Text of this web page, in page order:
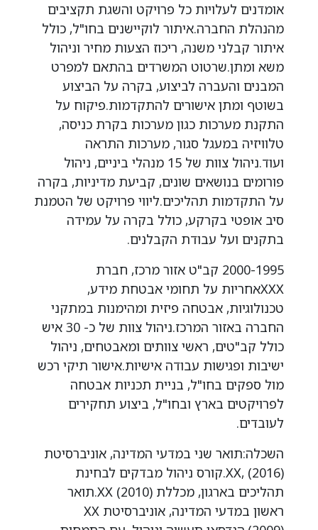
אומדנים לעלויות כל פרויקט והשגת תקציבים
מהנהלת החברה.איתור לוקיישנים בחו"ל, כולל
איתור קבלני משנה, ריכוז הצעות מחיר וניהול
משא ומתן.שרטוט המשרדים בהתאם למפרט
המבנים והעברה לביצוע, בקרה על הביצוע
בשוטף ומתן אישורים להתקדמות.פיקוח על
התקנת מערכות כגון מערכות בקרת כניסה,
טלוויזיה במעגל סגור, מערכות התראה
ועוד.ניהול צוות של 15 מנהלי ביניים, ניהול
פורומים בנושאים שונים, קביעת מדיניות, בקרה
על התקדמות תהליכים.ליווי פרויקט של הטמנת
סיב אופטי בקרקע, כולל בקרה על עמידה
בתקנים ועל עבודת הקבלנים.
2000-1995 קב"ט אזור מרכז, חברת
XXXאחריות על תחומי אבטחת מידע,
טכנולוגיות, אבטחה פיזית ומהימנות במתקני
החברה באזור המרכז.ניהול צוות של כ- 30 איש
כולל קב"טים, ראשי צוותים ומאבטחים, ניהול
ישיבות ופגישות עבודה אישיות.אישור תיקי רכש
מול ספקים בחו"ל, בניית תכניות אבטחה
לפרויקטים בארץ ובחו"ל, ביצוע תחקירים
לעובדים.
השכלה:תואר שני במדעי המדינה, אוניברסיטת
XX, (2016).קורס ניהול מבדקים לבחינת
תהליכים בארגון, מכללת XX (2010).תואר
ראשון במדעי המדינה, אוניברסיטת XX